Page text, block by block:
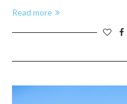
Read more